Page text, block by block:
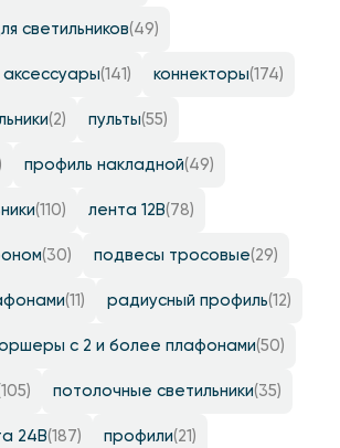
светильников(49)
(141) коннекторы(174)
(2) пульты(55)
профиль накладной(49)
(110) лента 12B(78)
(30) подвесы тросовые(29)
(11) радиусный профиль(12)
с 2 и более плафонами(50)
потолочные светильники(35)
24B(187) профили(21)